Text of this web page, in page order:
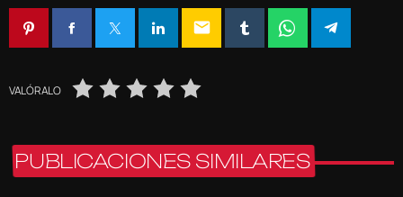
email
VALÓRALO
PUBLICACIONES SIMILARES